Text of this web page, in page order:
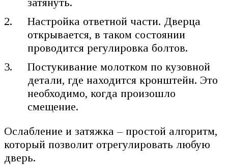
Настройка ответной части. Дверца
открывается, в таком состоянии
проводится регулировка болтов.
Постукивание молотком по кузовной
детали, где находится кронштейн. Это
необходимо, когда произошло
смещение.
Ослабление и затяжка – простой алгоритм,
который позволит отрегулировать любую
дверь.